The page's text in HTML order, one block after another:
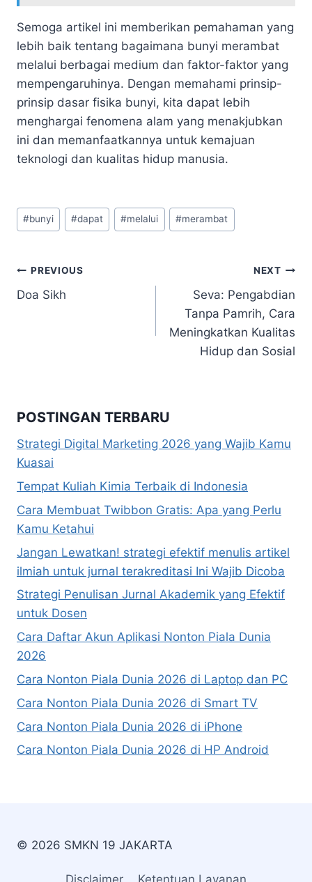
Semoga artikel ini memberikan pemahaman yang
lebih baik tentang bagaimana bunyi merambat
melalui berbagai medium dan faktor-faktor yang
mempengaruhinya. Dengan memahami prinsip-
prinsip dasar fisika bunyi, kita dapat lebih
menghargai fenomena alam yang menakjubkan
ini dan memanfaatkannya untuk kemajuan
teknologi dan kualitas hidup manusia.
Post
Tags:
#bunyi #dapat #melalui #merambat
Navigasi
pos
PREVIOUS
Doa Sikh
NEXT
Seva: Pengabdian
Tanpa Pamrih, Cara
Meningkatkan Kualitas
Hidup dan Sosial
POSTINGAN TERBARU
Strategi Digital Marketing 2026 yang Wajib Kamu
Kuasai
Tempat Kuliah Kimia Terbaik di Indonesia
Cara Membuat Twibbon Gratis: Apa yang Perlu
Kamu Ketahui
Jangan Lewatkan! strategi efektif menulis artikel
ilmiah untuk jurnal terakreditasi Ini Wajib Dicoba
Strategi Penulisan Jurnal Akademik yang Efektif
untuk Dosen
Cara Daftar Akun Aplikasi Nonton Piala Dunia
2026
Cara Nonton Piala Dunia 2026 di Laptop dan PC
Cara Nonton Piala Dunia 2026 di Smart TV
Cara Nonton Piala Dunia 2026 di iPhone
Cara Nonton Piala Dunia 2026 di HP Android
© 2026 SMKN 19 JAKARTA